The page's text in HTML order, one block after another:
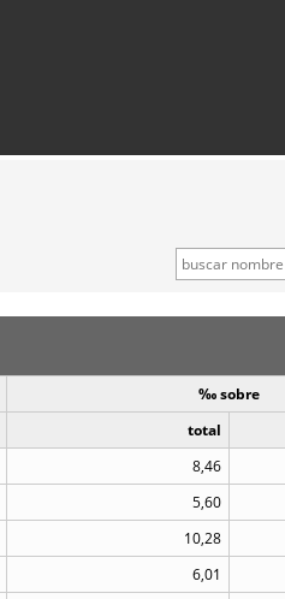
‰ sobre
total
8,46
5,60
10,28
6,01